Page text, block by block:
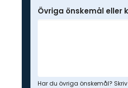
Övriga önskemål eller
Har du övriga önskemål?